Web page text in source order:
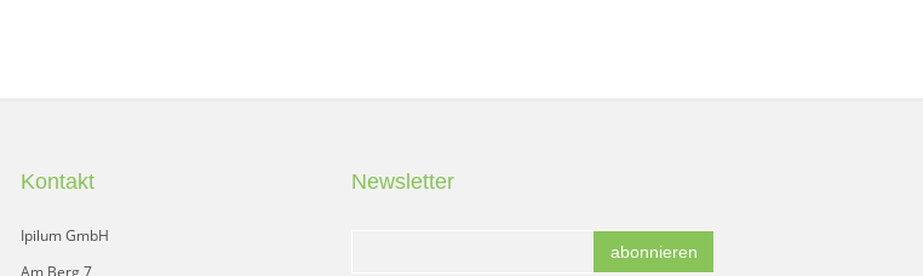
Kontakt
Ipilum GmbH
Am Berg 7
Newsletter
abonnieren